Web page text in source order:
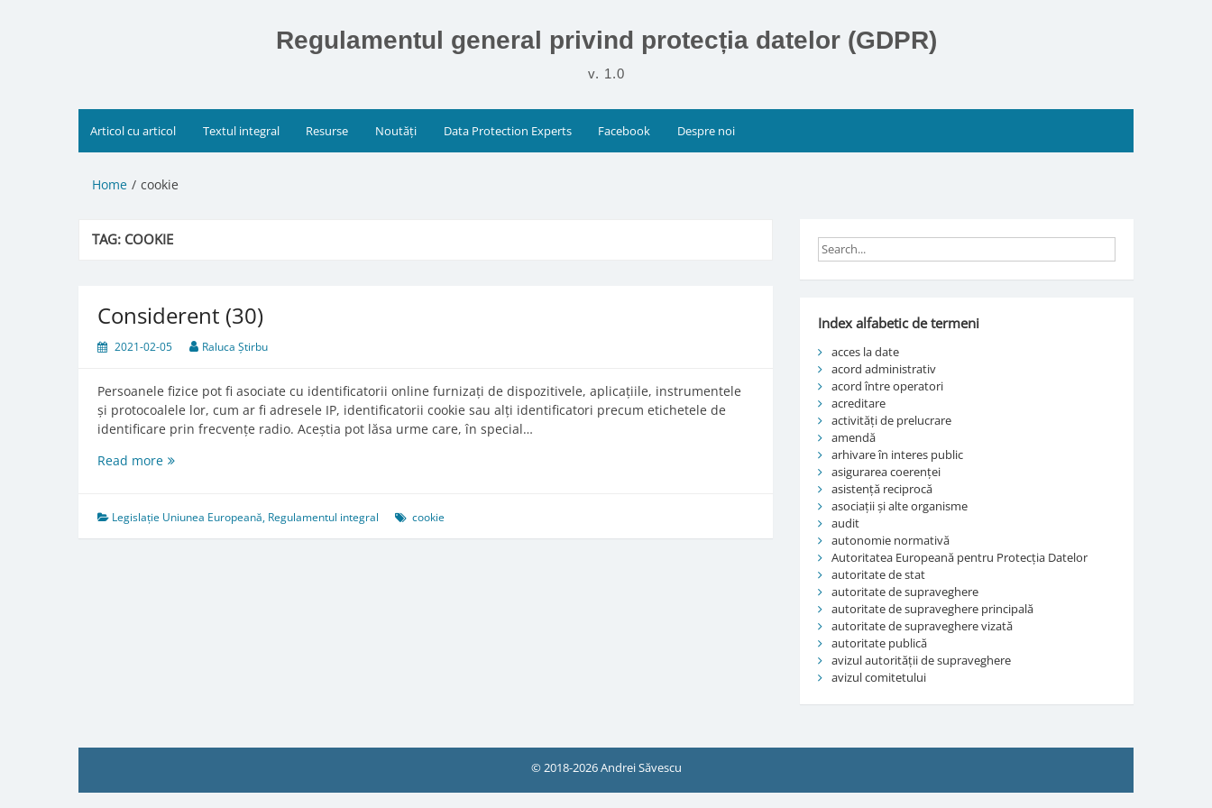
Regulamentul general privind protecția datelor (GDPR)
v. 1.0
Articol cu articol Textul integral Resurse Noutăți Data Protection Experts Facebook Despre noi
Home cookie
TAG: COOKIE
Considerent (30)
2021-02-05 Raluca Știrbu
Persoanele fizice pot fi asociate cu identificatorii online furnizați de dispozitivele, aplicațiile, instrumentele
și protocoalele lor, cum ar fi adresele IP, identificatorii cookie sau alți identificatori precum etichetele de
identificare prin frecvențe radio. Aceștia pot lăsa urme care, în special…
Read moreConsiderent
Legislație Uniunea Europeană, Regulamentul integral cookie
Index alfabetic de termeni
acces la date
acord administrativ
acord între operatori
acreditare
activități de prelucrare
amendă
arhivare în interes public
asigurarea coerenței
asistență reciprocă
asociații și alte organisme
audit
autonomie normativă
Autoritatea Europeană pentru Protecția Datelor
autoritate de stat
autoritate de supraveghere
autoritate de supraveghere principală
autoritate de supraveghere vizată
autoritate publică
avizul autorității de supraveghere
avizul comitetului
© 2018-2026 Andrei Săvescu